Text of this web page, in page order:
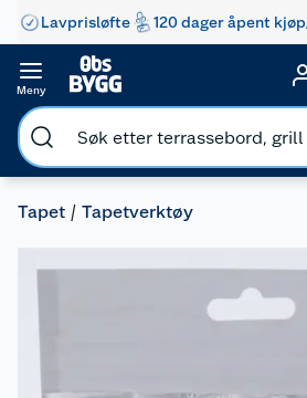
Lavprisløfte 120 dager åpent kjøp
Meny
Tapet Tapetverktøy